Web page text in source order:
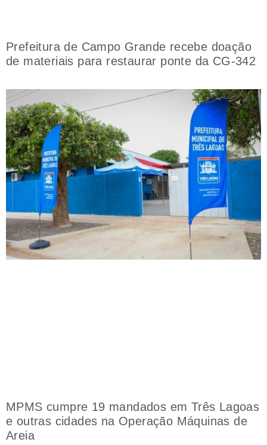
Prefeitura de Campo Grande recebe doação
de materiais para restaurar ponte da CG-342
MPMS cumpre 19 mandados em Três Lagoas
e outras cidades na Operação Máquinas de
Areia